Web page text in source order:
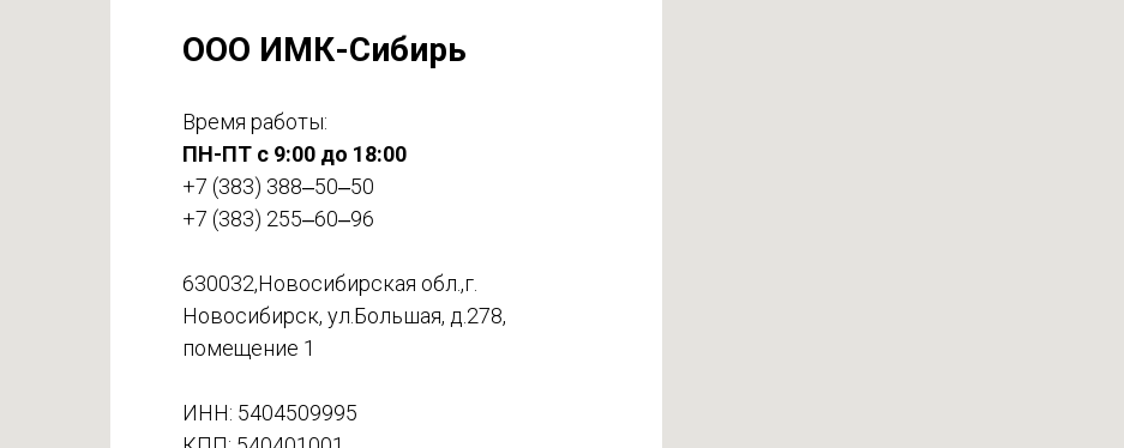
ООО ИМК-Сибирь
Время работы:
ПН-ПТ с 9:00 до 18:00
+7 (383) 388‒50‒50
+7 (383) 255‒60‒96
630032,Новосибирская обл.,г.
Новосибирск, ул.Большая, д.278,
помещение 1
ИНН: 5404509995